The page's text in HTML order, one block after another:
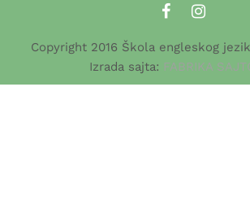
Copyright 2016 Škola engleskog
Izrada sajta: FABRIKA